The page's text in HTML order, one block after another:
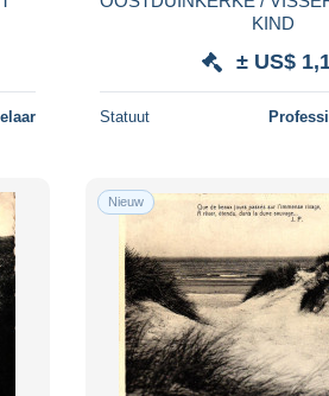
KIND
± US$
Statuut
Nieuw